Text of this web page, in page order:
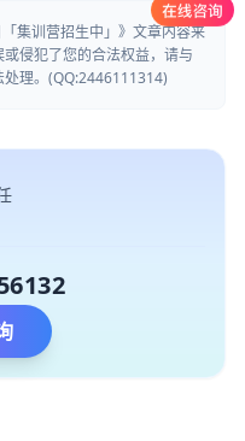
集训营招生中」》文章内容来
侵犯了您的合法权益，请与
理。(QQ:2446111314)